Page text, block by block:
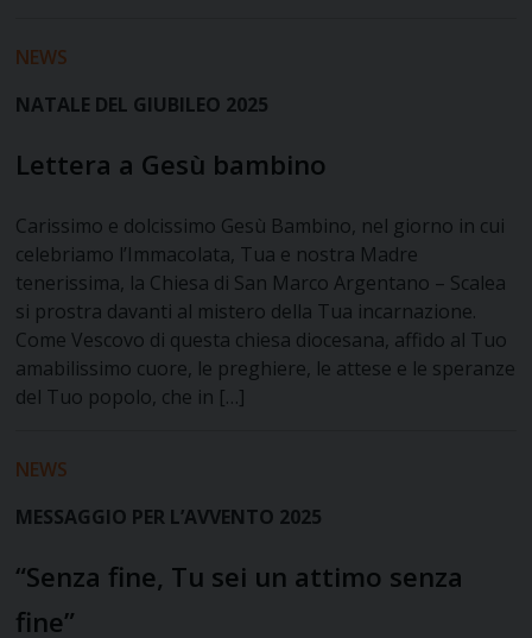
NEWS
NATALE DEL GIUBILEO 2025
Lettera a Gesù bambino
Carissimo e dolcissimo Gesù Bambino, nel giorno in cui
celebriamo l’Immacolata, Tua e nostra Madre
tenerissima, la Chiesa di San Marco Argentano – Scalea
si prostra davanti al mistero della Tua incarnazione.
Come Vescovo di questa chiesa diocesana, affido al Tuo
amabilissimo cuore, le preghiere, le attese e le speranze
del Tuo popolo, che in […]
NEWS
MESSAGGIO PER L’AVVENTO 2025
“Senza fine, Tu sei un attimo senza
fine”